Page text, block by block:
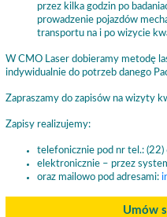
przez kilka godzin po
prowadzenie pojazdów
transportu na i po wizycie
W CMO Laser dobieramy metodę
indywidualnie do potrzeb danego
Zapraszamy do zapisów na wizyty
Zapisy realizujemy:
telefonicznie pod nr tel.:
elektronicznie – przez
oraz mailowo pod adresami:
Umów